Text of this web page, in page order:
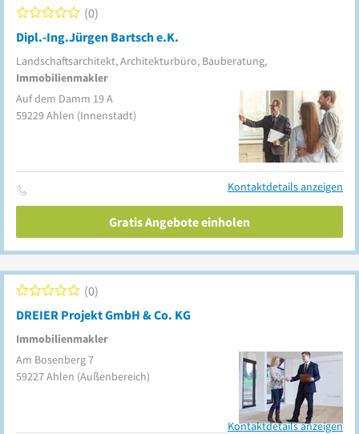
Dipl.-Ing.Jürgen Bartsch e.K.
Landschaftsarchitekt, Architekturbüro, Bauberatung,
Immobilienmakler
0
Auf dem Damm 19 A
59229Ahlen (Innenstadt)
Kontaktdetails anzeigen
Gratis Angebote einholen
DREIER Projekt GmbH & Co. KG
Immobilienmakler
0
Am Bosenberg 7
59227Ahlen (Außenbereich)
Kontaktdetails anzeigen